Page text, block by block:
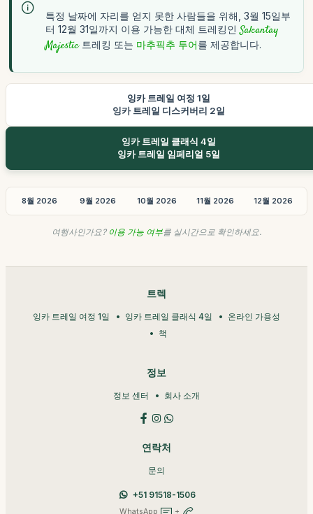
특정 날짜에 자리를 얻지 못한 사람들을 위해, 3월 15일부
터 12월 31일까지 이용 가능한 대체 트레킹인 Salcantay
Majestic트레킹 또는 마추픽추 투어를 제공합니다.
잉카 트레일 여정 1일
잉카 트레일 디스커버리 2일
잉카 트레일 클래식 4일
잉카 트레일 임페리얼 5일
8월 2026 9월 2026 10월 2026 11월 2026 12월 2026
여행사인가요? 이용 가능 여부를 실시간으로 확인하세요.
트렉
잉카 트레일 여정 1일 잉카 트레일 클래식 4일
온라인 가용성
책
정보
정보 센터 회사 소개
연락처
문의
+51 91518-1506
WhatsApp +